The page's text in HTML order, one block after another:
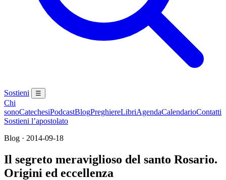
Sostieni ☰
Chi
sonoCatechesiPodcastBlogPreghiereLibriAgendaCalendarioContatti
Sostieni l’apostolato
Blog · 2014-09-18
Il segreto meraviglioso del santo Rosario.
Origini ed eccellenza